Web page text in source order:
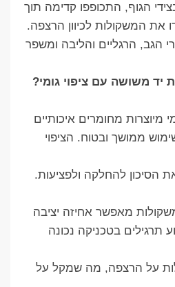
הגוף, התכופפו קדימה תוך
את המשקולות לכיוון הרצפה.
הגב, הרגליים והליבה ומשפר
יד משושה עם ציפוי גומי?
מיוצרות מחומרים איכותיים
ממושך ובטוח. הציפוי
הסיכון להחלקה ולפציעות.
מאפשר אחיזה יציבה
תרגילים בטכניקה נכונה
על הרצפה, מה שמקל על